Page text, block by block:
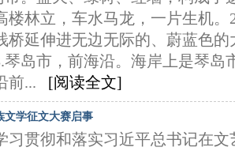
楼林立，车水马龙，一片生机
桥延伸进无边无际的、蔚蓝色
琴岛市，前海沿。海岸上是琴岛
前... [阅读全文]
文学征文大赛启事
贯彻和落实习近平总书记在文